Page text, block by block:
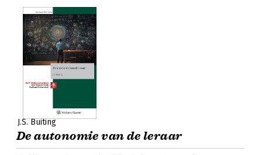
J.S. Buiting
De autonomie van de leraar